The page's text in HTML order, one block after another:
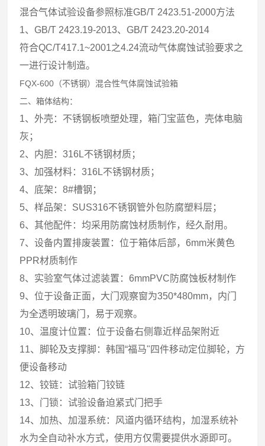
混合气体试验设备参照标准GB/T 2423.51-2000方法
1、GB/T 2423.19-2013、GB/T 2423.20-2014
符合QC/T417.1~2001之4.24流动气体腐蚀试验要求之
一进行设计制造。
FQX-600（不锈钢）混合性气体腐蚀试验箱
二、箱体结构：
1、外壳：不锈钢板喷塑处理，箱门宝蓝色，壳体电脑
灰；
2、内胆：316L不锈钢材质；
3、加强材料：316L不锈钢材质；
4、底架：8#槽钢；
5、样品架：SUS316不锈钢管外包防腐塑料层；
6、其他配件：均采用防腐蚀材质制作，经久耐用。
7、设备内置排废装置：位于箱体后部，6mm米黄色
PPR材质制作
8、实验室气体过滤装置：6mmPVC防腐蚀板材制作
9、位于设备正面，大门观察窗为350*480mm，内门
为全透明玻璃门，易于观察。
10、温度计位置：位于设备右侧靠近样品架附近
11、脚轮及支撑脚：韩国“福马"四件移动定位脚轮，方
便设备移动
12、铰链：试验箱门铰链
13、门锁：试验设备迫紧式门把手
14、加热、加湿系统：风道内循环结构，加湿系统补
水为全自动补水方式，使用方仅需要提供水源即可。